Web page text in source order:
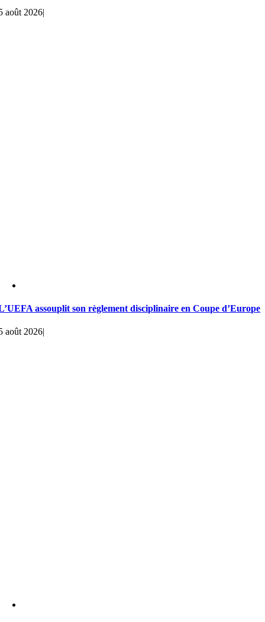
août 2026|
assouplit son règlement disciplinaire en Coupe d’Europe
août 2026|